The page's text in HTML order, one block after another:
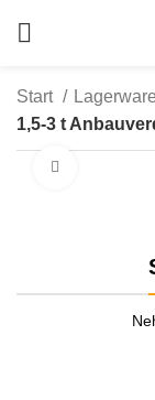
Start
1,5-3 t